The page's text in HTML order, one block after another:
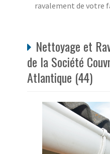
ravalement de votre
Nettoyage et
de la Société
Atlantique (44)